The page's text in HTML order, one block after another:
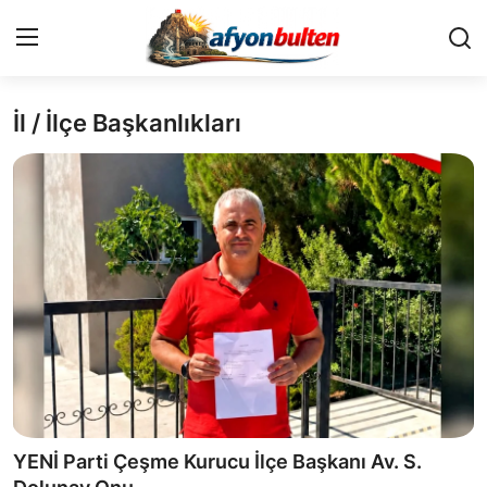
Anasayfa
Cumhurbaşkanlığı
Genel Merkez
Büyükşehir ve İller
Valilikler
Gallery
Bakanlıklar
İl / İlçe Başkanlıkları
YENİ Parti Çeşme Kurucu İlçe Başkanı Av. S.